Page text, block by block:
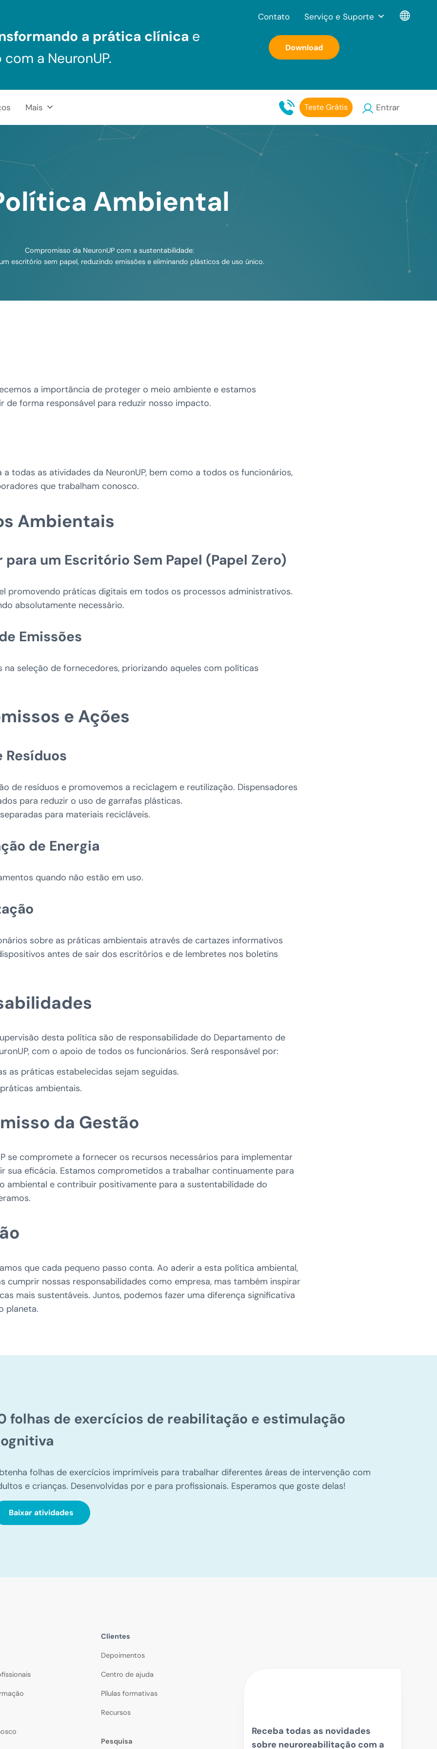
a prática clínica e
a NeuronUP.
Download
Mais Teste Grátis Entrar
Contato Serviço e Suporte
Ambiental
Compromisso da NeuronUP com a sustentabilidade:
escritório sem papel, reduzindo emissões e eliminando plásticos de uso único.
a importância de proteger o meio ambiente e estamos
de forma responsável para reduzir nosso impacto.
a todas as atividades da NeuronUP, bem como a todos os funcionários,
que trabalham conosco.
Ambientais
para um Escritório Sem Papel (Papel Zero)
promovendo práticas digitais em todos os processos administrativos.
absolutamente necessário.
Emissões
na seleção de fornecedores, priorizando aqueles com políticas
e Ações
Resíduos
de resíduos e promovemos a reciclagem e reutilização. Dispensadores
para reduzir o uso de garrafas plásticas.
para materiais recicláveis.
de Energia
quando não estão em uso.
sobre as práticas ambientais através de cartazes informativos
antes de sair dos escritórios e de lembretes nos boletins
desta política são de responsabilidade do Departamento de
com o apoio de todos os funcionários. Será responsável por:
as práticas estabelecidas sejam seguidas.
ambientais.
da Gestão
se compromete a fornecer os recursos necessários para implementar
sua eficácia. Estamos comprometidos a trabalhar continuamente para
ambiental e contribuir positivamente para a sustentabilidade do
que cada pequeno passo conta. Ao aderir a esta política ambiental,
cumprir nossas responsabilidades como empresa, mas também inspirar
mais sustentáveis. Juntos, podemos fazer uma diferença significativa
planeta.
folhas de exercícios de reabilitação e estimulação
folhas de exercícios imprimíveis para trabalhar diferentes áreas de intervenção com
e crianças. Desenvolvidas por e para profissionais. Esperamos que goste delas!
Baixar atividades
Clientes
Depoimentos
Centro de ajuda
Pílulas formativas
Recursos
Pesquisa
Receba todas as novidades
sobre neuroreabilitação com a